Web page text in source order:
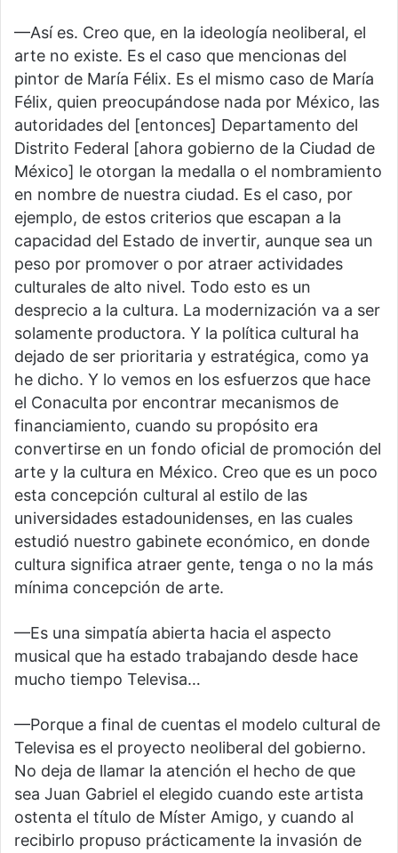
—Así es. Creo que, en la ideología neoliberal, el
arte no existe. Es el caso que mencionas del
pintor de María Félix. Es el mismo caso de María
Félix, quien preocupándose nada por México, las
autoridades del [entonces] Departamento del
Distrito Federal [ahora gobierno de la Ciudad de
México] le otorgan la medalla o el nombramiento
en nombre de nuestra ciudad. Es el caso, por
ejemplo, de estos criterios que escapan a la
capacidad del Estado de invertir, aunque sea un
peso por promover o por atraer actividades
culturales de alto nivel. Todo esto es un
desprecio a la cultura. La modernización va a ser
solamente productora. Y la política cultural ha
dejado de ser prioritaria y estratégica, como ya
he dicho. Y lo vemos en los esfuerzos que hace
el Conaculta por encontrar mecanismos de
financiamiento, cuando su propósito era
convertirse en un fondo oficial de promoción del
arte y la cultura en México. Creo que es un poco
esta concepción cultural al estilo de las
universidades estadounidenses, en las cuales
estudió nuestro gabinete económico, en donde
cultura significa atraer gente, tenga o no la más
mínima concepción de arte.
—Es una simpatía abierta hacia el aspecto
musical que ha estado trabajando desde hace
mucho tiempo Televisa…
—Porque a final de cuentas el modelo cultural de
Televisa es el proyecto neoliberal del gobierno.
No deja de llamar la atención el hecho de que
sea Juan Gabriel el elegido cuando este artista
ostenta el título de Míster Amigo, y cuando al
recibirlo propuso prácticamente la invasión de